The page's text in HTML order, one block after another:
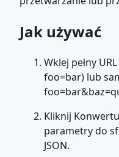
Jak używać
Wklej pełny
foo=bar) lub
Kliknij
parametry do
JSON.